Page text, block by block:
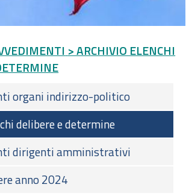
> ARCHIVIO ELENCHI
organi indirizzo-politico
delibere e determine
dirigenti amministrativi
anno 2024